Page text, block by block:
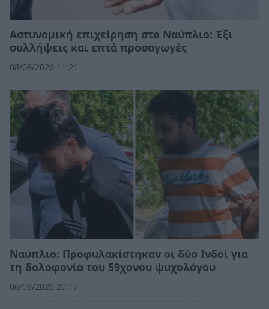
Αστυνομική επιχείρηση στο Ναύπλιο: Έξι
συλλήψεις και επτά προσαγωγές
08/08/2026 11:21
Ναύπλιο: Προφυλακίστηκαν οι δύο Ινδοί για
τη δολοφονία του 59χονου ψυχολόγου
06/08/2026 20:17